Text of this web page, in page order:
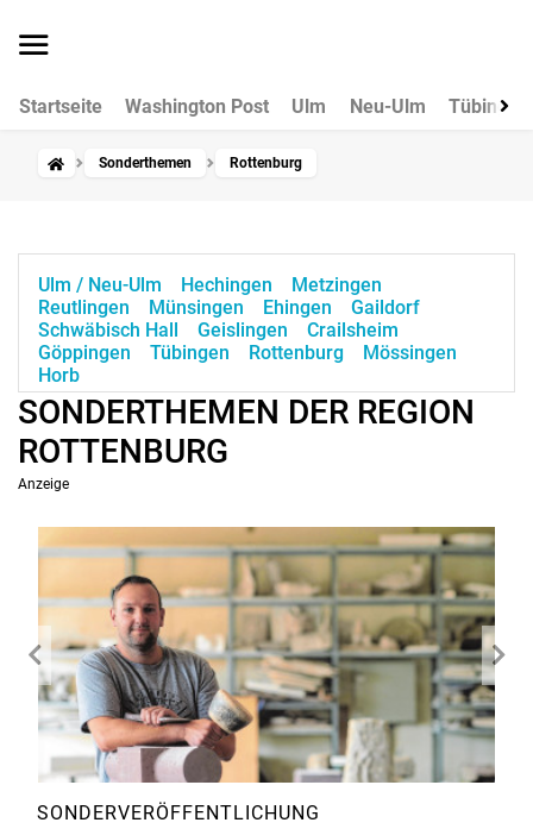
Startseite Washington Post Ulm Neu-Ulm Tübingen
Sonderthemen Rottenburg
Ulm / Neu-Ulm Hechingen
Metzingen
Reutlingen
Münsingen Ehingen
Gaildorf
Schwäbisch Hall
Geislingen
Crailsheim
Göppingen
Tübingen Rottenburg
Mössingen
Horb
SONDERTHEMEN DER REGION
ROTTENBURG
Anzeige